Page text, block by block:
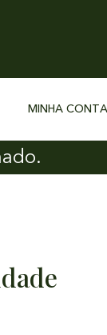
MINHA CONTA